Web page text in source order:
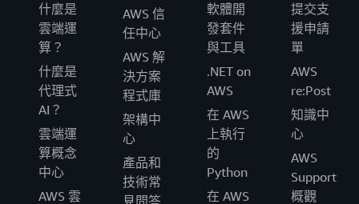
什麼是
雲端運
算？
什麼是
代理式
AI？
雲端運
算概念
中心
AWS 雲
AWS 信
任中心
AWS 解
決方案
程式庫
架構中
心
產品和
技術常
軟體開
發套件
與工具
.NET on
AWS
在 AWS
上執行
的
Python
在 AWS
提交支
援申請
單
AWS
re:Post
知識中
心
AWS
Support
概觀